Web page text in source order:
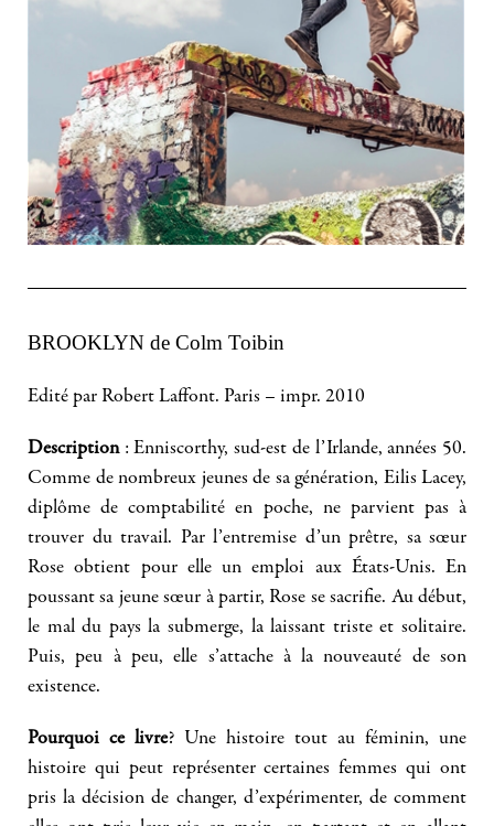
BROOKLYN de Colm Toibin
Edité par Robert Laffont. Paris – impr. 2010
Description : Enniscorthy, sud-est de l’Irlande, années 50.
Comme de nombreux jeunes de sa génération, Eilis Lacey,
diplôme de comptabilité en poche, ne parvient pas à
trouver du travail. Par l’entremise d’un prêtre, sa sœur
Rose obtient pour elle un emploi aux États-Unis. En
poussant sa jeune sœur à partir, Rose se sacrifie. Au début,
le mal du pays la submerge, la laissant triste et solitaire.
Puis, peu à peu, elle s’attache à la nouveauté de son
existence.
Pourquoi ce livre? Une histoire tout au féminin, une
histoire qui peut représenter certaines femmes qui ont
pris la décision de changer, d’expérimenter, de comment